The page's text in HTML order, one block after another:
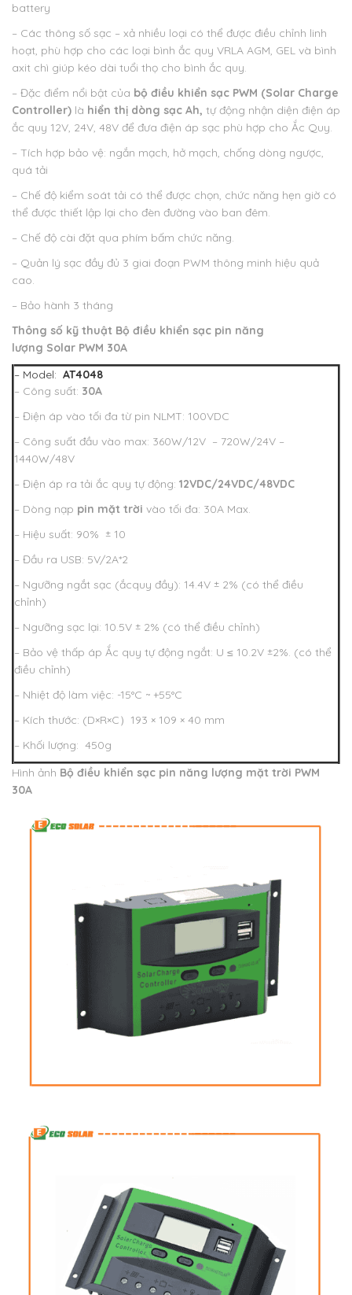
battery
– Các thông số sạc – xả nhiều loại có thể được điều chỉnh linh
hoạt, phù hợp cho các loại bình ắc quy VRLA AGM, GEL và bình
axit chì giúp kéo dài tuổi thọ cho bình ắc quy.
– Đặc điểm nổi bật của bộ điều khiển sạc PWM (Solar Charge
Controller) là hiển thị dòng sạc Ah, tự động nhận diện điện áp
ắc quy 12V, 24V, 48V để đưa điện áp sạc phù hợp cho Ắc Quy.
– Tích hợp bảo vệ: ngắn mạch, hở mạch, chống dòng ngược,
quá tải
– Chế độ kiểm soát tải có thể được chọn, chức năng hẹn giờ có
thể được thiết lập lại cho đèn đường vào ban đêm.
– Chế độ cài đặt qua phím bấm chức năng.
– Quản lý sạc đầy đủ 3 giai đoạn PWM thông minh hiệu quả
cao.
– Bảo hành 3 tháng
Thông số kỹ thuật Bộ điều khiển sạc pin năng
lượng Solar PWM 30A
– Model: AT4048
– Công suất: 30A
– Điện áp vào tối đa từ pin NLMT: 100VDC
– Công suất đầu vào max: 360W/12V – 720W/24V –
1440W/48V
– Điện áp ra tải ắc quy tự động: 12VDC/24VDC/48VDC
– Dòng nạp pin mặt trời vào tối đa: 30A Max.
– Hiệu suất: 90% ± 10
– Đầu ra USB: 5V/2A*2
– Ngưỡng ngắt sạc (ắcquy đầy): 14.4V ± 2% (có thể điều
chỉnh)
– Ngưỡng sạc lại: 10.5V ± 2% (có thể điều chỉnh)
– Bảo vệ thấp áp Ắc quy tự động ngắt: U ≤ 10.2V ±2%. (có thể
điều chỉnh)
– Nhiệt độ làm việc: -15°C ~ +55°C
– Kích thước: (D×R×C）193 × 109 × 40 mm
– Khối lượng: 450g
Hình ảnh Bộ điều khiển sạc pin năng lượng mặt trời PWM
30A